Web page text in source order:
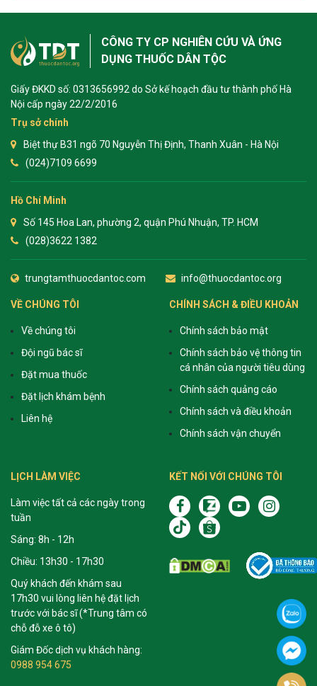
CÔNG TY CP NGHIÊN CỨU VÀ ỨNG
DỤNG THUỐC DÂN TỘC
Giấy ĐKKD số: 0313656992 do Sở kế hoạch đầu tư thành phố Hà
Nội cấp ngày 22/2/2016
Trụ sở chính
Biệt thự B31 ngõ 70 Nguyễn Thị Định, Thanh Xuân - Hà Nội
(024)7109 6699
Hồ Chí Minh
Số 145 Hoa Lan, phường 2, quận Phú Nhuận, TP. HCM
(028)3622 1382
trungtamthuocdantoc.com info@thuocdantoc.org
VỀ CHÚNG TÔI
Về chúng tôi
Đội ngũ bác sĩ
Đặt mua thuốc
Đặt lịch khám bệnh
Liên hệ
CHÍNH SÁCH & ĐIỀU KHOẢN
Chính sách bảo mật
Chính sách bảo vệ thông tin
cá nhân của người tiêu dùng
Chính sách quảng cáo
Chính sách và điều khoản
Chính sách vận chuyển
LỊCH LÀM VIỆC
Làm việc tất cả các ngày trong
tuần
Sáng: 8h - 12h
Chiều: 13h30 - 17h30
Quý khách đến khám sau
17h30 vui lòng liên hệ đặt lịch
trước với bác sĩ (*Trung tâm có
chỗ đỗ xe ô tô)
Giám Đốc dịch vụ khách hàng:
0988 954 675
KẾT NỐI VỚI CHÚNG TÔI